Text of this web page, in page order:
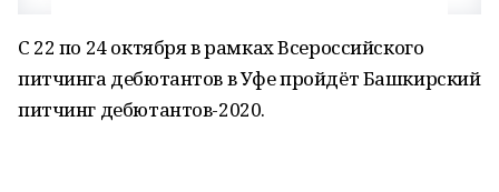
С 22 по 24 октября в рамках Всероссийского
питчинга дебютантов в Уфе пройдёт Башкирский
питчинг дебютантов-2020.